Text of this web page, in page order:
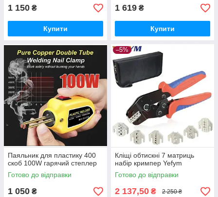
1 150 ₴
Купити
1 619 ₴
Купити
Паяльник для пластику 400
скоб 100W гарячий степлер
Готово до відправки
1 050 ₴
–5%
Кліщі обтискні 7 матриць
набір кримпер Yefym
Готово до відправки
2 137,50 ₴ 2 250 ₴